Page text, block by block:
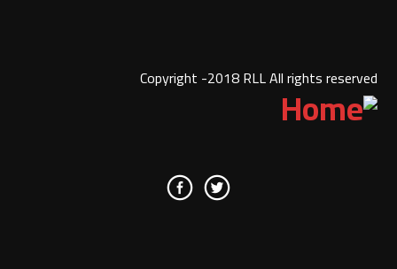
Copyright -2018 RLL All rights reserved